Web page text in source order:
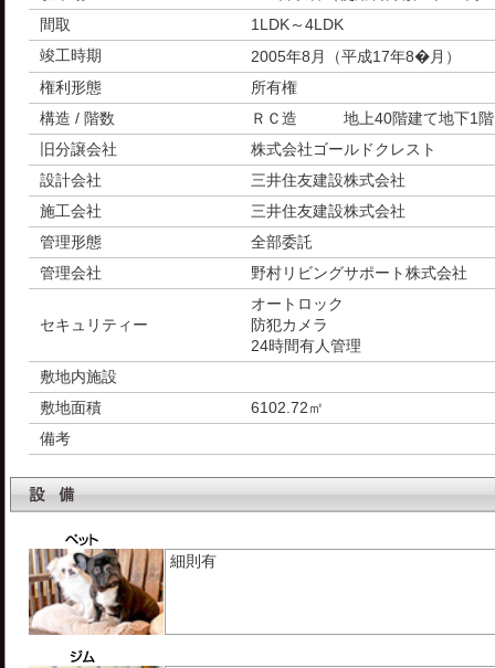
間取
1LDK～4LDK
竣工時期
2005年8月（平成17年8�月）
権利形態
所有権
構造 / 階数
ＲＣ造 地上40階建て地下1階
旧分譲会社
株式会社ゴールドクレスト
設計会社
三井住友建設株式会社
施工会社
三井住友建設株式会社
管理形態
全部委託
管理会社
野村リビングサポート株式会社
セキュリティー
オートロック
防犯カメラ
24時間有人管理
敷地内施設
敷地面積
6102.72㎡
備考
細則有